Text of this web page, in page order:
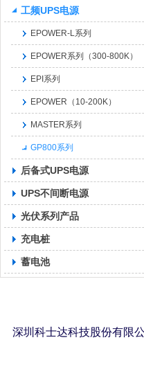
工频UPS电源
EPOWER-L系列
EPOWER系列（300-800K）
EPI系列
EPOWER（10-200K）
MASTER系列
GP800系列
后备式UPS电源
UPS不间断电源
光伏系列产品
充电桩
蓄电池
深圳科士达科技股份有限